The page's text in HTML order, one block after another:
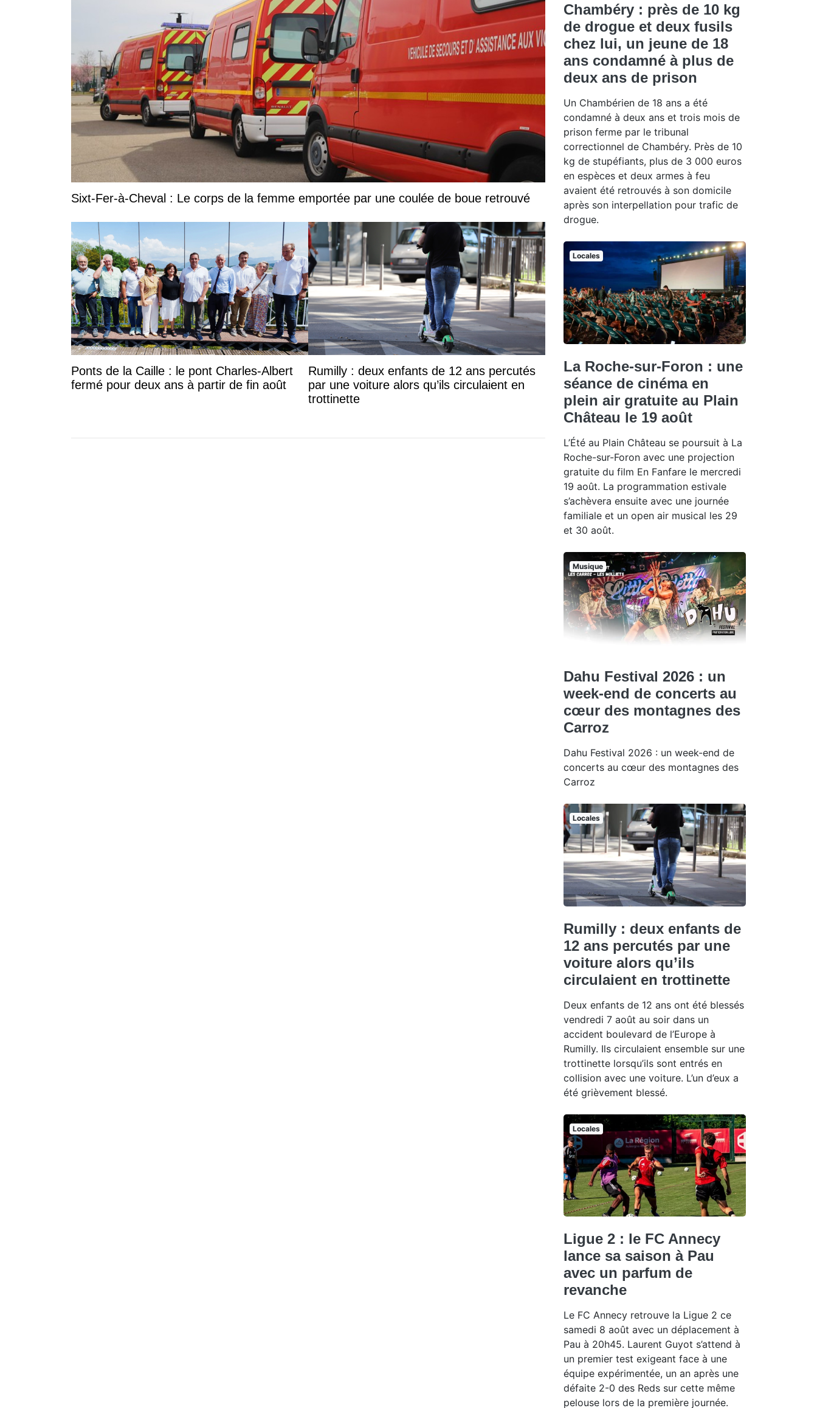
Sixt-Fer-à-Cheval : Le corps de la femme emportée par une coulée de boue retrouvé
Ponts de la Caille : le pont Charles-Albert
fermé pour deux ans à partir de fin août
Rumilly : deux enfants de 12 ans percutés
par une voiture alors qu’ils circulaient en
trottinette
Chambéry : près de 10 kg
de drogue et deux fusils
chez lui, un jeune de 18
ans condamné à plus de
deux ans de prison
Un Chambérien de 18 ans a été
condamné à deux ans et trois mois de
prison ferme par le tribunal
correctionnel de Chambéry. Près de 10
kg de stupéfiants, plus de 3 000 euros
en espèces et deux armes à feu
avaient été retrouvés à son domicile
après son interpellation pour trafic de
drogue.
Locales
La Roche-sur-Foron : une
séance de cinéma en
plein air gratuite au Plain
Château le 19 août
L’Été au Plain Château se poursuit à La
Roche-sur-Foron avec une projection
gratuite du film En Fanfare le mercredi
19 août. La programmation estivale
s’achèvera ensuite avec une journée
familiale et un open air musical les 29
et 30 août.
Musique
Dahu Festival 2026 : un
week-end de concerts au
cœur des montagnes des
Carroz
Dahu Festival 2026 : un week-end de
concerts au cœur des montagnes des
Carroz
Locales
Rumilly : deux enfants de
12 ans percutés par une
voiture alors qu’ils
circulaient en trottinette
Deux enfants de 12 ans ont été blessés
vendredi 7 août au soir dans un
accident boulevard de l’Europe à
Rumilly. Ils circulaient ensemble sur une
trottinette lorsqu’ils sont entrés en
collision avec une voiture. L’un d’eux a
été grièvement blessé.
Locales
Ligue 2 : le FC Annecy
lance sa saison à Pau
avec un parfum de
revanche
Le FC Annecy retrouve la Ligue 2 ce
samedi 8 août avec un déplacement à
Pau à 20h45. Laurent Guyot s’attend à
un premier test exigeant face à une
équipe expérimentée, un an après une
défaite 2-0 des Reds sur cette même
pelouse lors de la première journée.